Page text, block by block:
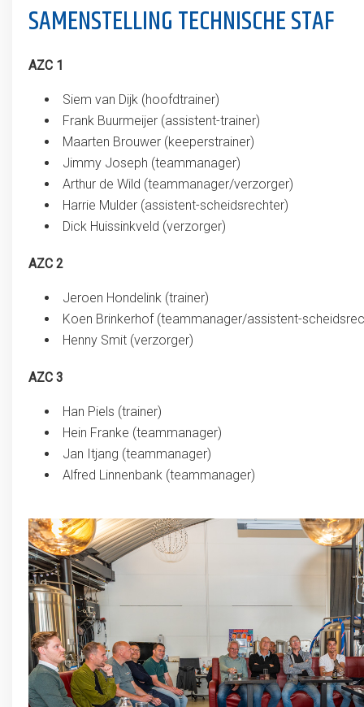
SAMENSTELLING TECHNISCHE STAF
AZC 1
Siem van Dijk (hoofdtrainer)
Frank Buurmeijer (assistent-trainer)
Maarten Brouwer (keeperstrainer)
Jimmy Joseph (teammanager)
Arthur de Wild (teammanager/verzorger)
Harrie Mulder (assistent-scheidsrechter)
Dick Huissinkveld (verzorger)
AZC 2
Jeroen Hondelink (trainer)
Koen Brinkerhof (teammanager/assistent-
Henny Smit (verzorger)
AZC 3
Han Piels (trainer)
Hein Franke (teammanager)
Jan Itjang (teammanager)
Alfred Linnenbank (teammanager)